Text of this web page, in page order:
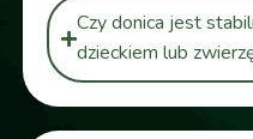
Czy donica jest
dzieckiem lub